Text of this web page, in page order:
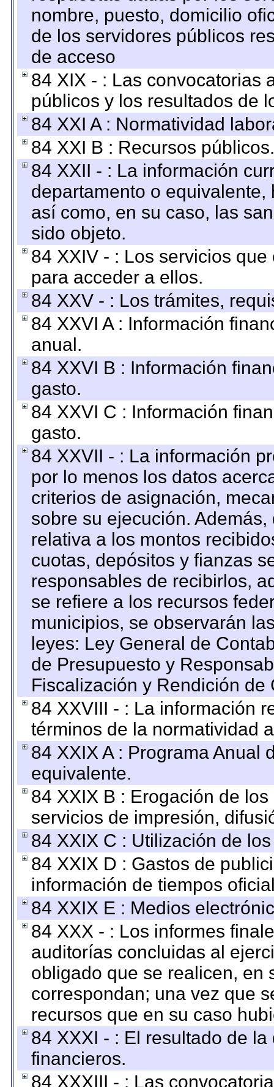
nombre, puesto, domicilio
de los servidores públicos
de acceso
84 XIX - : Las convocatorias
públicos y los resultados de
84 XXI A : Normatividad
84 XXI B : Recursos públicos.
84 XXII - : La información
departamento o
así como, en su caso, las
sido objeto.
84 XXIV - : Los servicios
para acceder a ellos.
84 XXV - : Los trámites,
84 XXVI A : Información
anual.
84 XXVI B : Información
gasto.
84 XXVI C : Información
gasto.
84 XXVII - : La información
por lo menos los datos
criterios de asignación,
sobre su ejecución.
relativa a los montos
cuotas, depósitos y fianzas
responsables de recibirlos,
se refiere a los recursos
municipios, se observarán
leyes: Ley General de
de Presupuesto y
Fiscalización y Rendición
84 XXVIII - : La información
términos de la normatividad
84 XXIX A : Programa Anual
equivalente.
84 XXIX B : Erogación de
servicios de impresión,
84 XXIX C : Utilización de
84 XXIX D : Gastos de
información de tiempos
84 XXIX E : Medios
84 XXX - : Los informes
auditorías concluidas al
obligado que se realicen, en
correspondan; una vez que
recursos que en su caso
84 XXXI - : El resultado de
financieros.
84 XXXIII - : Las